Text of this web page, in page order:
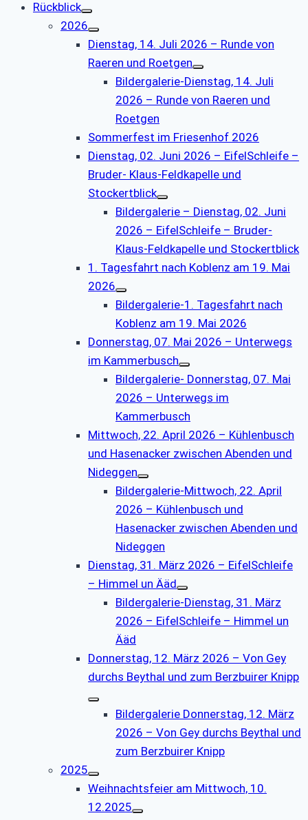
Rückblick
2026
Dienstag, 14. Juli 2026 – Runde von
Raeren und Roetgen
Bildergalerie-Dienstag, 14. Juli
2026 – Runde von Raeren und
Roetgen
Sommerfest im Friesenhof 2026
Dienstag, 02. Juni 2026 – EifelSchleife –
Bruder- Klaus-Feldkapelle und
Stockertblick
Bildergalerie – Dienstag, 02. Juni
2026 – EifelSchleife – Bruder-
Klaus-Feldkapelle und Stockertblick
1. Tagesfahrt nach Koblenz am 19. Mai
2026
Bildergalerie-1. Tagesfahrt nach
Koblenz am 19. Mai 2026
Donnerstag, 07. Mai 2026 – Unterwegs
im Kammerbusch
Bildergalerie- Donnerstag, 07. Mai
2026 – Unterwegs im
Kammerbusch
Mittwoch, 22. April 2026 – Kühlenbusch
und Hasenacker zwischen Abenden und
Nideggen
Bildergalerie-Mittwoch, 22. April
2026 – Kühlenbusch und
Hasenacker zwischen Abenden und
Nideggen
Dienstag, 31. März 2026 – EifelSchleife
– Himmel un Ääd
Bildergalerie-Dienstag, 31. März
2026 – EifelSchleife – Himmel un
Ääd
Donnerstag, 12. März 2026 – Von Gey
durchs Beythal und zum Berzbuirer Knipp
Bildergalerie Donnerstag, 12. März
2026 – Von Gey durchs Beythal und
zum Berzbuirer Knipp
2025
Weihnachtsfeier am Mittwoch, 10.
12.2025